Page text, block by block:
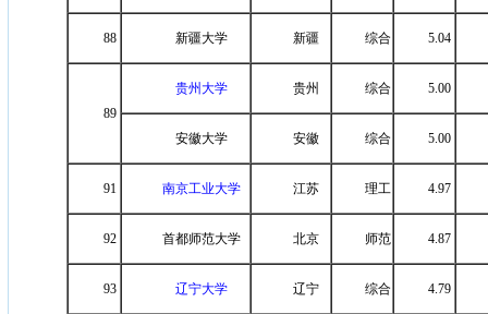
88 新疆大学 新疆 综合 5.04
89
贵州大学 贵州 综合 5.00
安徽大学 安徽 综合 5.00
91 南京工业大学 江苏 理工 4.97
92 首都师范大学 北京 师范 4.87
93 辽宁大学 辽宁 综合 4.79